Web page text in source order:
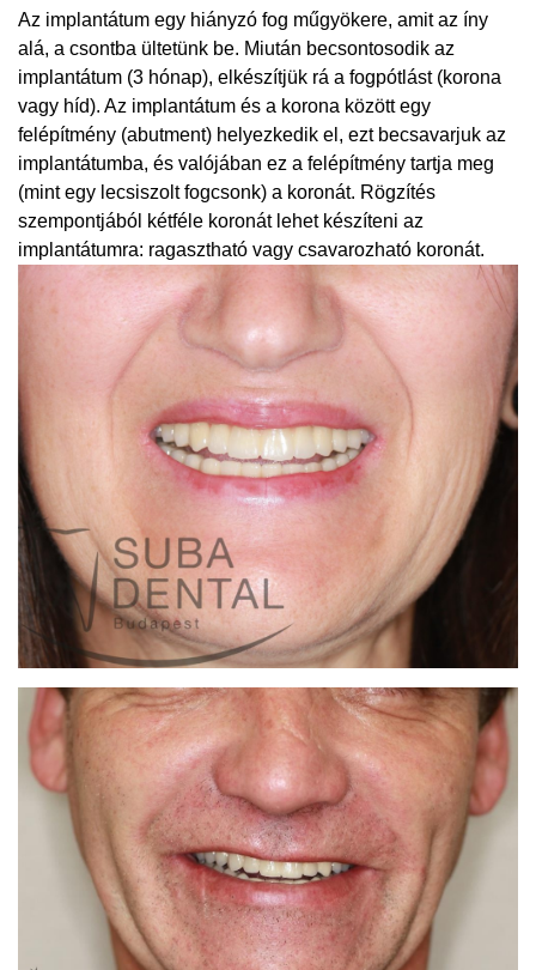
Az implantátum egy hiányzó fog műgyökere, amit az íny
alá, a csontba ültetünk be. Miután becsontosodik az
implantátum (3 hónap), elkészítjük rá a fogpótlást (korona
vagy híd). Az implantátum és a korona között egy
felépítmény (abutment) helyezkedik el, ezt becsavarjuk az
implantátumba, és valójában ez a felépítmény tartja meg
(mint egy lecsiszolt fogcsonk) a koronát. Rögzítés
szempontjából kétféle koronát lehet készíteni az
implantátumra: ragasztható vagy csavarozható koronát.